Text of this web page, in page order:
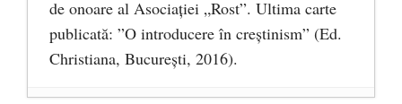
de onoare al Asociaţiei „Rost”. Ultima carte
publicată: ”O introducere în creștinism” (Ed.
Christiana, Bucureşti, 2016).